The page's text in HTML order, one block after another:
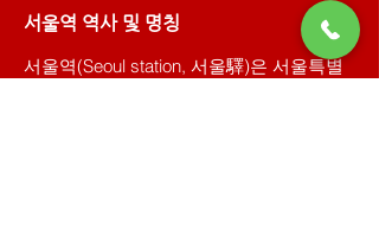
서울역 역사 및 명칭
서울역(Seoul station, 서울驛)은 서울특별